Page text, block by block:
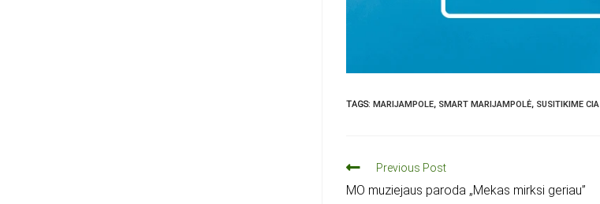
TAGS: MARIJAMPOLE, SMART MARIJAMPOLĖ, SUSITIKIME CIA
Previous Post
MO muziejaus paroda „Mekas mirksi geriau”